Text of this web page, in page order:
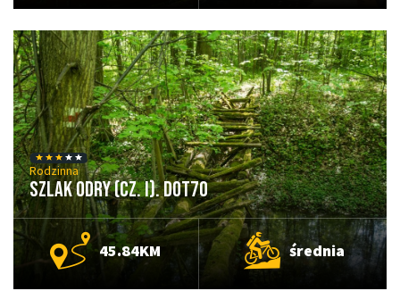
Rodzinna
Szlak Odry (cz. I). DOT70
45.84KM średnia